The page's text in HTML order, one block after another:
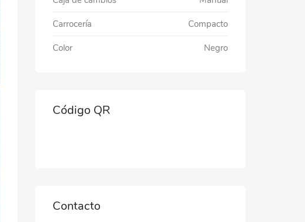
Carrocería Compacto
Color Negro
Código QR
Contacto